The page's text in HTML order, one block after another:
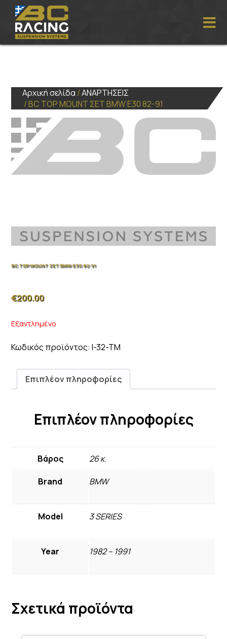
Αρχική σελίδα /ΑΝΑΡΤΗΣΕΙΣ
/ BC TOP MOUNT ΣΕΤ BMW E30 82-91
BC TOP MOUNT ΣΕΤ BMW E30 82-91
€200.00
Εξαντλημένο
Κωδικός προϊόντος: I-32-TM
Επιπλέον πληροφορίες
Επιπλέον πληροφορίες
Βάρος 26 κ.
Brand BMW
Model 3 SERIES
Year 1982 – 1991
Σχετικά προϊόντα